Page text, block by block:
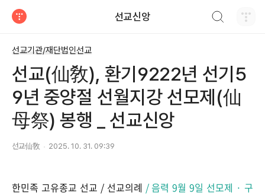
선교신앙
선교기관/재단법인선교
선교(仙敎), 환기9222년 선기5
9년 중양절 선월지강 선모제(仙
母祭) 봉행 _ 선교신앙
선교仙敎 2025. 10. 31. 09:39
한민족 고유종교 선교 / 선교의례 / 음력 9월 9일 선모제 · 구